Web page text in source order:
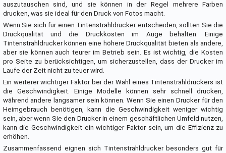
auszutauschen sind, und sie können in der Regel mehrere Farben
drucken, was sie ideal für den Druck von Fotos macht.
Wenn Sie sich für einen Tintenstrahldrucker entscheiden, sollten Sie die
Druckqualität und die Druckkosten im Auge behalten. Einige
Tintenstrahldrucker können eine höhere Druckqualität bieten als andere,
aber sie können auch teurer im Betrieb sein. Es ist wichtig, die Kosten
pro Seite zu berücksichtigen, um sicherzustellen, dass der Drucker im
Laufe der Zeit nicht zu teuer wird.
Ein weiterer wichtiger Faktor bei der Wahl eines Tintenstrahldruckers ist
die Geschwindigkeit. Einige Modelle können sehr schnell drucken,
während andere langsamer sein können. Wenn Sie einen Drucker für den
Heimgebrauch benötigen, kann die Geschwindigkeit weniger wichtig
sein, aber wenn Sie den Drucker in einem geschäftlichen Umfeld nutzen,
kann die Geschwindigkeit ein wichtiger Faktor sein, um die Effizienz zu
erhöhen.
Zusammenfassend eignen sich Tintenstrahldrucker besonders gut für